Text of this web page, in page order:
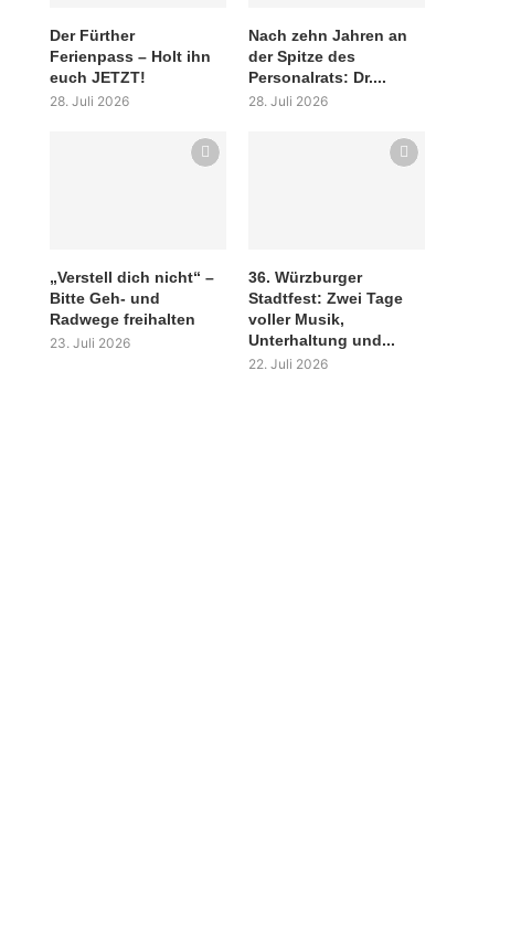
Der Fürther
Ferienpass – Holt ihn
euch JETZT!
28. Juli 2026
Nach zehn Jahren an
der Spitze des
Personalrats: Dr....
28. Juli 2026
„Verstell dich nicht“ –
Bitte Geh- und
Radwege freihalten
23. Juli 2026
36. Würzburger
Stadtfest: Zwei Tage
voller Musik,
Unterhaltung und...
22. Juli 2026